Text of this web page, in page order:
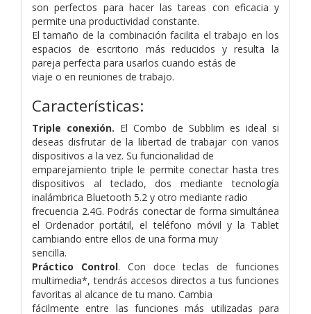
son perfectos para hacer las tareas con eficacia y
permite una productividad constante.
El tamaño de la combinación facilita el trabajo en los
espacios de escritorio más reducidos y resulta la
pareja perfecta para usarlos cuando estás de
viaje o en reuniones de trabajo.
Características:
Triple conexión. El Combo de Subblim es ideal si
deseas disfrutar de la libertad de trabajar con varios
dispositivos a la vez. Su funcionalidad de
emparejamiento triple le permite conectar hasta tres
dispositivos al teclado, dos mediante tecnología
inalámbrica Bluetooth 5.2 y otro mediante radio
frecuencia 2.4G. Podrás conectar de forma simultánea
el Ordenador portátil, el teléfono móvil y la Tablet
cambiando entre ellos de una forma muy
sencilla.
Práctico Control. Con doce teclas de funciones
multimedia*, tendrás accesos directos a tus funciones
favoritas al alcance de tu mano. Cambia
fácilmente entre las funciones más utilizadas para